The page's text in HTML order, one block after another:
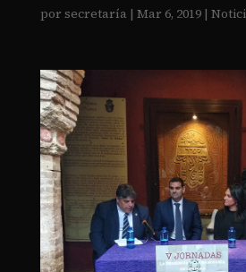
por secretaría | Mar 6, 2019|